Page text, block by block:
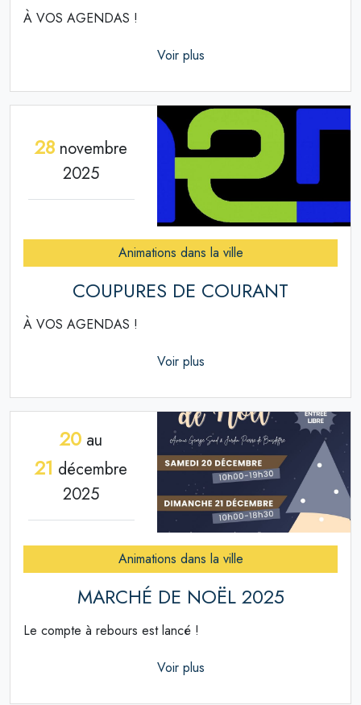
À VOS AGENDAS !
Voir plus
28 novembre
2025
Animations dans la ville
COUPURES DE COURANT
À VOS AGENDAS !
Voir plus
20 au
21 décembre
2025
Animations dans la ville
MARCHÉ DE NOËL 2025
Le compte à rebours est lancé !
Voir plus